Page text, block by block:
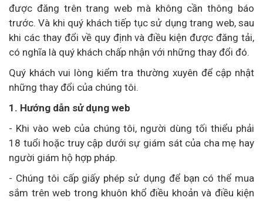
được đăng trên trang web mà không cần thông báo
trước. Và khi quý khách tiếp tục sử dụng trang web, sau
khi các thay đổi về quy định và điều kiện được đăng tải,
có nghĩa là quý khách chấp nhận với những thay đổi đó.
Quý khách vui lòng kiểm tra thường xuyên để cập nhật
những thay đổi của chúng tôi.
1. Hướng dẫn sử dụng web
- Khi vào web của chúng tôi, người dùng tối thiểu phải
18 tuổi hoặc truy cập dưới sự giám sát của cha mẹ hay
người giám hộ hợp pháp.
- Chúng tôi cấp giấy phép sử dụng để bạn có thể mua
sắm trên web trong khuôn khổ điều khoản và điều kiện